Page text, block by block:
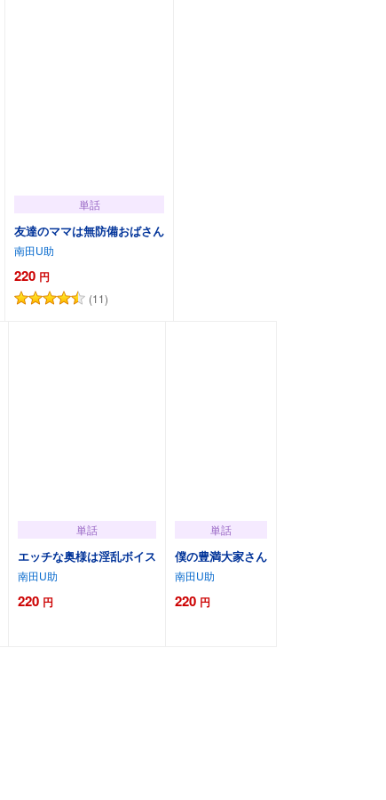
単話
友達のママは無防備おばさん
南田U助
220 円
(11)
カートに追加
単話
エッチな奥様は淫乱ボイス
南田U助
220 円
単話
僕の豊満大家さん
南田U助
220 円